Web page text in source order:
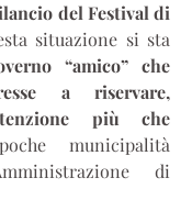
del Festival di
situazione si sta
“amico” che
a riservare,
più che
municipalità
di